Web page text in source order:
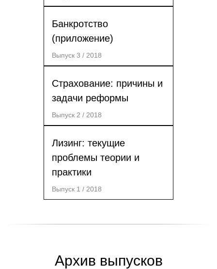
Банкротство
(приложение)
Выпуск 3 / 2018
Страхование: причины и
задачи реформы
Выпуск 2 / 2018
Лизинг: текущие
проблемы теории и
практики
Выпуск 1 / 2018
Архив выпусков